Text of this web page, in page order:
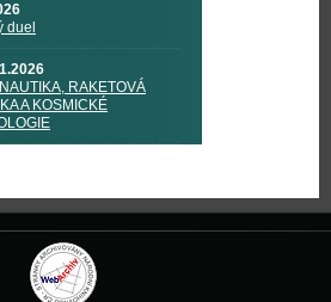
duel
RAKETOVÁ
A KOSMICKÉ